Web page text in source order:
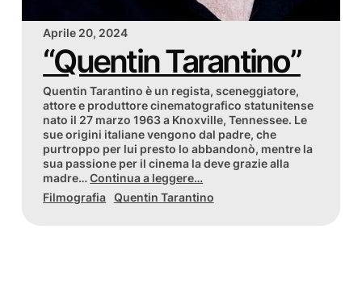
Aprile 20, 2024
“Quentin Tarantino”
Quentin Tarantino è un regista, sceneggiatore,
attore e produttore cinematografico statunitense
nato il 27 marzo 1963 a Knoxville, Tennessee. Le
sue origini italiane vengono dal padre, che
purtroppo per lui presto lo abbandonò, mentre la
sua passione per il cinema la deve grazie alla
madre…Continua a leggere…
Filmografia Quentin Tarantino